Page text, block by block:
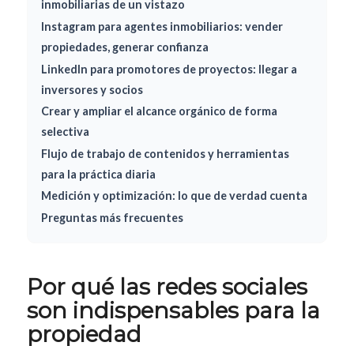
inmobiliarias de un vistazo
Instagram para agentes inmobiliarios: vender
propiedades, generar confianza
LinkedIn para promotores de proyectos: llegar a
inversores y socios
Crear y ampliar el alcance orgánico de forma
selectiva
Flujo de trabajo de contenidos y herramientas
para la práctica diaria
Medición y optimización: lo que de verdad cuenta
Preguntas más frecuentes
Por qué las redes sociales
son indispensables para la
propiedad